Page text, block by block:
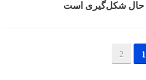
حال شکل‌گیری است
1
2